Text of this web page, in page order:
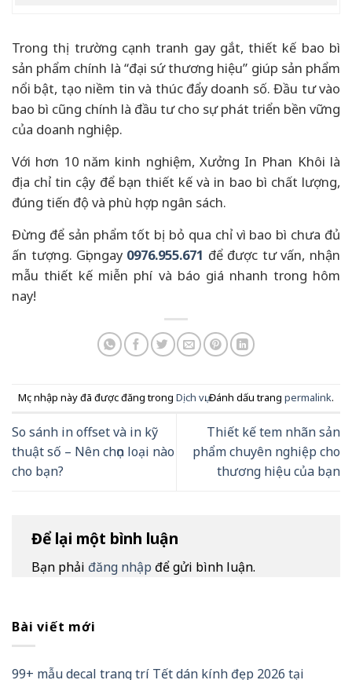
Trong thị trường cạnh tranh gay gắt, thiết kế bao bì
sản phẩm chính là “đại sứ thương hiệu” giúp sản phẩm
nổi bật, tạo niềm tin và thúc đẩy doanh số. Đầu tư vào
bao bì cũng chính là đầu tư cho sự phát triển bền vững
của doanh nghiệp.
Với hơn 10 năm kinh nghiệm, Xưởng In Phan Khôi là
địa chỉ tin cậy để bạn thiết kế và in bao bì chất lượng,
đúng tiến độ và phù hợp ngân sách.
Đừng để sản phẩm tốt bị bỏ qua chỉ vì bao bì chưa đủ
ấn tượng. Gọi ngay 0976.955.671 để được tư vấn, nhận
mẫu thiết kế miễn phí và báo giá nhanh trong hôm
nay!
Mục nhập này đã được đăng trong Dịch vụ. Đánh dấu trang permalink.
So sánh in offset và in kỹ
thuật số – Nên chọn loại nào
cho bạn?
Thiết kế tem nhãn sản
phẩm chuyên nghiệp cho
thương hiệu của bạn
Để lại một bình luận
Bạn phải đăng nhập để gửi bình luận.
Bài viết mới
99+ mẫu decal trang trí Tết dán kính đẹp 2026 tại